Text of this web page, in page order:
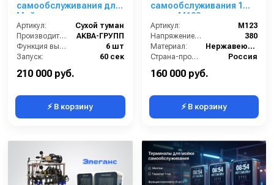
самообслуживания для
Мойки
Артикул:
Сухой туман
Производитель:
АКВА-ГРУПП
Функция выдувания:
6 шт
Запуск:
60 сек
210 000 руб.
⚡ В корзину
самообслуживания 1
пост - М123
Артикул:
М123
Напряжение (В):
380
Материал:
Нержавеющая Сталь
Страна-производитель:
Россия
160 000 руб.
⚡ В корзину